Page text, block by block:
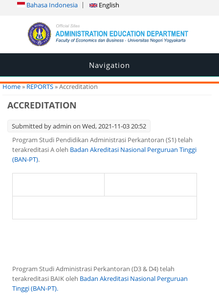
Bahasa Indonesia English
Navigation
You are here
Home»REPORTS» Accreditation
ACCREDITATION
Submitted byadmin on Wed, 2021-11-03 20:52
Program Studi Pendidikan Administrasi Perkantoran (S1) telah
terakreditasi A oleh Badan Akreditasi Nasional Perguruan Tinggi
(BAN-PT).
Program Studi Administrasi Perkantoran (D3 & D4) telah
terakreditasi BAIK oleh Badan Akreditasi Nasional Perguruan
Tinggi (BAN-PT).